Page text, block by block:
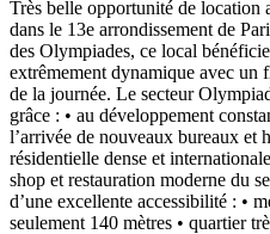
Très belle opportunité de
dans le 13e arrondissement de
des Olympiades, ce local
extrêmement dynamique avec
de la journée. Le secteur
grâce : •⁠ ⁠au développement
l’arrivée de nouveaux bureaux et
résidentielle dense et
shop et restauration moderne du
d’une excellente accessibilité : •⁠
seulement 140 mètres •⁠ ⁠quartier